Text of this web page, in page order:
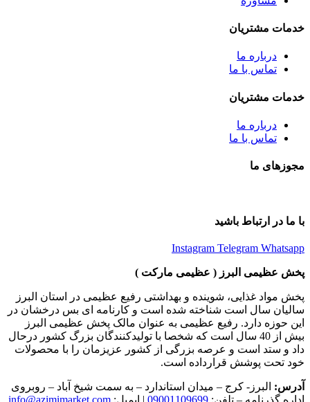
خدمات مشتریان
درباره ما
تماس با ما
خدمات مشتریان
درباره ما
تماس با ما
مجوزهای ما
با ما در ارتباط باشید
Instagram Telegram Whatsapp
پخش عظیمی البرز ( عظیمی مارکت )
پخش مواد غذایی، شوینده و بهداشتی رفیع عظیمی در استان البرز
سالیان سال است شناخته شده است و کارنامه ای بس درخشان در
این حوزه دارد. رفیع عظیمی به عنوان مالک پخش عظیمی البرز
بیش از 40 سال است که شخصا با تولیدکنندگان بزرگ کشور درحال
داد و ستد است و عرصه بزرگی از کشور عزیزمان را با محصولات
خود تحت پوشش قرارداده است.
آدرس: البرز- کرج – میدان استاندارد – به سمت شیخ آباد – روبروی
اداره گذرنامه – تلفن: 09001109699 | ایمیل: info@azimimarket.com